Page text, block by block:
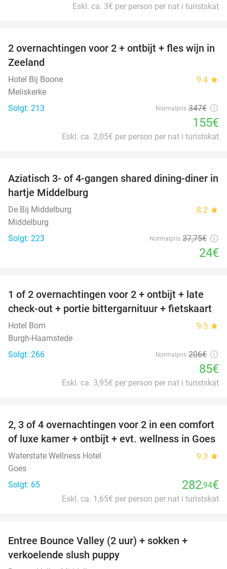
Eskl. ca. 3€ per person per nat i turistskat
55%
2 overnachtingen voor 2 + ontbijt + fles wijn in
Zeeland
Hotel Bij Boone 9.4 star
Meliskerke
Solgt: 213
Normalpris 347€
155€
Eskl. ca. 2,05€ per person per nat i turistskat
36%
Aziatisch 3- of 4-gangen shared dining-diner in
hartje Middelburg
De Bij Middelburg 8.2 star
Middelburg
Solgt: 223
Normalpris 37,75€
24€
59%
1 of 2 overnachtingen voor 2 + ontbijt + late
check-out + portie bittergarnituur + fietskaart
Hotel Bom 9.5 star
Burgh-Haamstede
Solgt: 266
Normalpris 206€
85€
Eskl. ca. 3,95€ per person per nat i turistskat
2, 3 of 4 overnachtingen voor 2 in een comfort
of luxe kamer + ontbijt + evt. wellness in Goes
Waterstate Wellness Hotel 9.3 star
Goes
Solgt: 65
282,94€
Eskl. ca. 1,65€ per person per nat i turistskat
Entree Bounce Valley (2 uur) + sokken +
verkoelende slush puppy